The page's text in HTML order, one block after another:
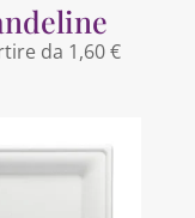
da 1,60€